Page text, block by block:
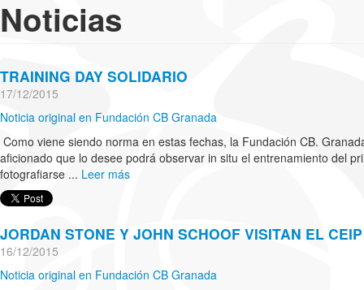
Noticias
TRAINING DAY SOLIDARIO
17/12/2015
Noticia original en Fundación CB Granada
Como viene siendo norma en estas fechas, la Fundación CB.
aficionado que lo desee podrá observar in situ el entrenamiento del
fotografiarse ... Leer más
JORDAN STONE Y JOHN SCHOOF VISITAN EL
16/12/2015
Noticia original en Fundación CB Granada